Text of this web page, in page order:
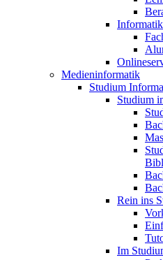
Medieninformatik
Studium
Studium
Rein ins
Im